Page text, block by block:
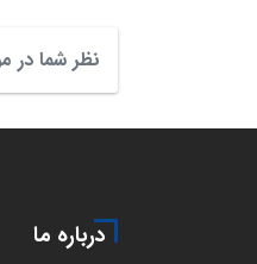
نظر شما در
درباره ما